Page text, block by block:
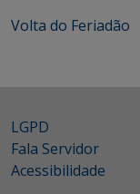
Volta do Feriadão
LGPD
Fala Servidor
Acessibilidade